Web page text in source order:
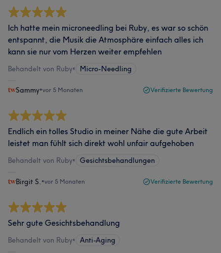
Ich hatte mein microneedling bei Ruby, es war so schön
entspannt, die Musik die Atmosphäre einfach alles ich
kann sie nur vom Herzen weiter empfehlen
Behandelt von Ruby• Micro-Needling
Sammy•vor 5 Monaten Verifizierte Bewertung
Endlich ein tolles Studio in meiner Nähe die gute Arbeit
leistet man fühlt sich direkt wohl unfair aufgehoben
Behandelt von Ruby• Gesichtsbehandlungen
Birgit S. •vor 5 Monaten Verifizierte Bewertung
Sehr gute Gesichtsbehandlung
Behandelt von Ruby• Anti-Aging